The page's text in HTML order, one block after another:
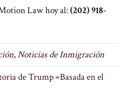
Law hoy al:(202) 918-
,Noticias de Inmigración
de Trump «Basada en el